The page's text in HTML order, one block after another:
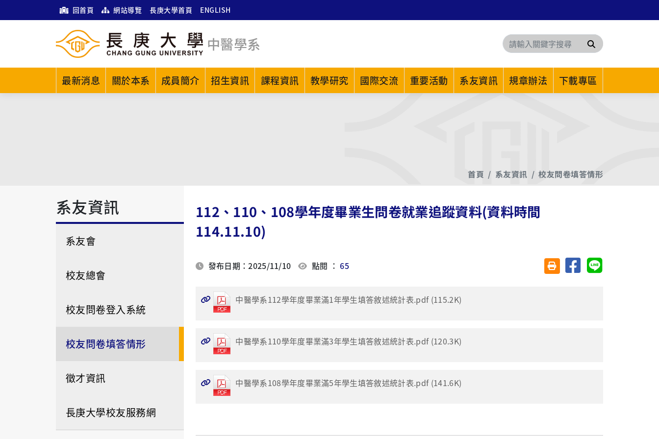
回首頁 網站導覽 長庚大學首頁 ENGLISH
中醫學系 搜尋
最新消息 關於本系 成員簡介 招生資訊 課程資訊 教學研究 國際交流 重要活動 系友資訊 規章辦法 下載專區
首頁 系友資訊 校友問卷填答情形
系友資訊
系友會
校友總會
校友問卷登入系統
校友問卷填答情形
徵才資訊
長庚大學校友服務網
112、110、108學年度畢業生問卷就業追蹤資料(資料時間
114.11.10)
發布日期：2025/11/10 點閱 ：65 友善列印(另開視窗)
分享至臉書分享至 Line
中醫學系112學年度畢業滿1年學生填答敘述統計表.pdf (115.2K)
中醫學系110學年度畢業滿3年學生填答敘述統計表.pdf (120.3K)
中醫學系108學年度畢業滿5年學生填答敘述統計表.pdf (141.6K)